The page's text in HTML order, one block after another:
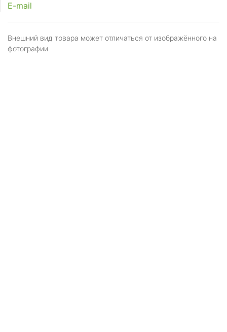
E-mail
Внешний вид товара может отличаться от изображённого на
фотографии